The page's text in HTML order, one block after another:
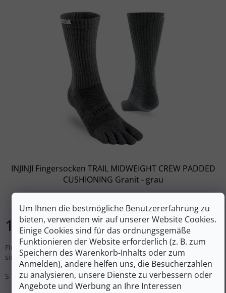
Um Ihnen die bestmögliche Benutzererfahrung zu
bieten, verwenden wir auf unserer Website Cookies.
Einige Cookies sind für das ordnungsgemäße
Funktionieren der Website erforderlich (z. B. zum
Speichern des Warenkorb-Inhalts oder zum
Anmelden), andere helfen uns, die Besucherzahlen
zu analysieren, unsere Dienste zu verbessern oder
Angebote und Werbung an Ihre Interessen
INJINJI Fingersocken TRAIL MIDWEIGHT CREW PADDED
CUSHIONING Granit - grau
19 € DETAIL
Fingersocken von Injinji, die für Wanderaktivitäten konzipiert
sind, aber auch im Alltag getragen werden können.
S